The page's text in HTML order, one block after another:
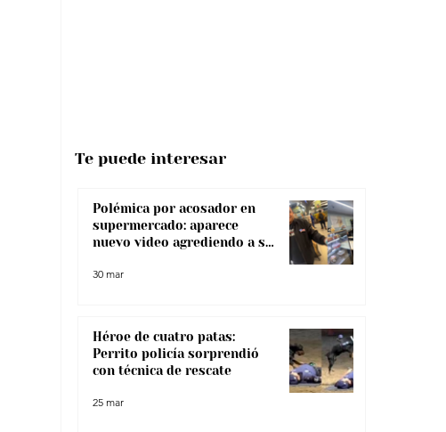
Polémica por acosador en
supermercado: aparece
nuevo video agrediendo a su
30 mar
Héroe de cuatro patas:
Perrito policía sorprendió
con técnica de rescate
25 mar
Te puede interesar